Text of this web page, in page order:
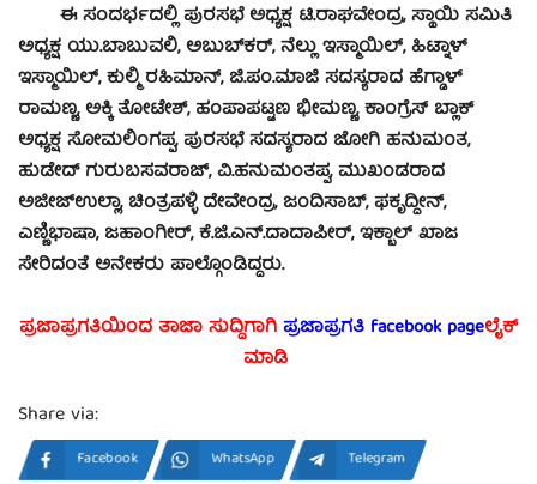
ಈ ಸಂದರ್ಭದಲ್ಲಿ ಪುರಸಭೆ ಅಧ್ಯಕ್ಷ ಟಿ.ರಾಘವೇಂದ್ರ, ಸ್ಥಾಯಿ ಸಮಿತಿ
ಅಧ್ಯಕ್ಷ ಯು.ಬಾಬುವಲಿ, ಅಬುಬ್‍ಕರ್, ನೆಲ್ಲು ಇಸ್ಮಾಯಿಲ್, ಹಿಟ್ನಾಳ್
ಇಸ್ಮಾಯಿಲ್, ಕುಲ್ಮಿ ರಹಿಮಾನ್, ಜಿ.ಪಂ.ಮಾಜಿ ಸದಸ್ಯರಾದ ಹೆಗ್ಡಾಳ್
ರಾಮಣ್ಣ, ಅಕ್ಕಿ ತೋಟೇಶ್, ಹಂಪಾಪಟ್ಟಣ ಭೀಮಣ್ಣ, ಕಾಂಗ್ರೆಸ್ ಬ್ಲಾಕ್
ಅಧ್ಯಕ್ಷ ಸೋಮಲಿಂಗಪ್ಪ, ಪುರಸಭೆ ಸದಸ್ಯರಾದ ಜೋಗಿ ಹನುಮಂತ,
ಹುಡೇದ್ ಗುರುಬಸವರಾಜ್, ವಿ.ಹನುಮಂತಪ್ಪ, ಮುಖಂಡರಾದ
ಅಜೀಜ್‍ಉಲ್ಲಾ, ಚಿಂತ್ರಪಳ್ಳಿ ದೇವೇಂದ್ರ, ಜಂದಿಸಾಬ್, ಫಕೃದ್ಧೀನ್,
ಎಣ್ಣಿಭಾಷಾ, ಜಹಾಂಗೀರ್, ಕೆ.ಜಿ.ಎನ್.ದಾದಾಪೀರ್, ಇಕ್ಬಾಲ್ ಖಾಜ
ಸೇರಿದಂತೆ ಅನೇಕರು ಪಾಲ್ಗೊಂಡಿದ್ದರು.
ಪ್ರಜಾಪ್ರಗತಿಯಿಂದ ತಾಜಾ ಸುದ್ದಿಗಾಗಿಪ್ರಜಾಪ್ರಗತಿ facebook pageಲೈಕ್
ಮಾಡಿ
Share via:
Facebook WhatsApp
Telegram